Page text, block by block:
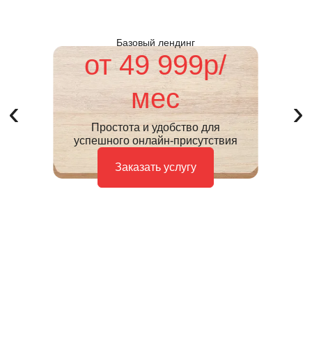
Базовый лендинг
от49 999р/
мес
Простота и удобство для
успешного онлайн-присутствия
Заказать услугу
‹ ›